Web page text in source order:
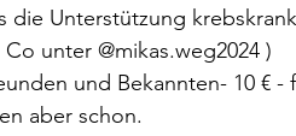
die Unterstützung
unter @mikas.weg2024 )
und Bekannten- 10 €
aber schon.